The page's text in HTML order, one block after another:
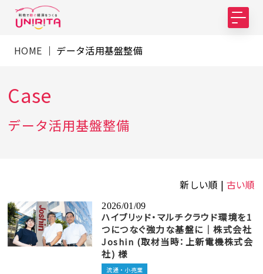
HOME ｜ データ活用基盤整備
Case
データ活用基盤整備
新しい順 | 古い順
2026/01/09
ハイブリッド・マルチクラウド環境を1
つにつなぐ強力な基盤に｜株式会社
Joshin (取材当時：上新電機株式会
社) 様
流通・小売業